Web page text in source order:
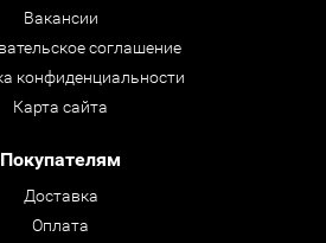
Вакансии
соглашение
конфиденциальности
Карта сайта
Покупателям
Доставка
Оплата